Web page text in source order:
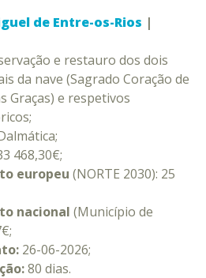
de Entre-os-Rios |
e restauro dos dois
da nave (Sagrado Coração de
Graças) e respetivos
468,30€;
europeu (NORTE 2030): 25
nacional (Município de
26-06-2026;
80 dias.